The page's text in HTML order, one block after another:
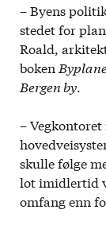
– Byens
stedet for
Roald,
boken
Bergen by.
–
skulle følge
lot imidlertid
omfang enn